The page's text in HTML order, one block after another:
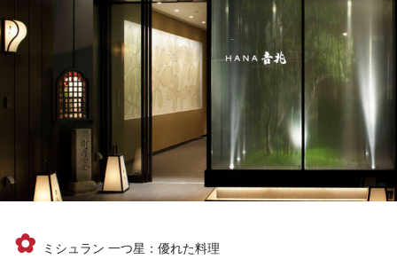
✿ ミシュラン 一つ星：優れた料理